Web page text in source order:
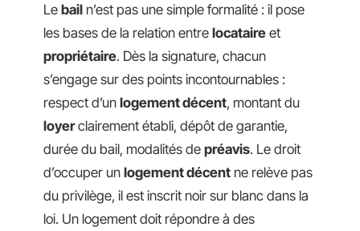
Le bail n’est pas une simple formalité : il pose
les bases de la relation entre locataire et
propriétaire. Dès la signature, chacun
s’engage sur des points incontournables :
respect d’un logement décent, montant du
loyerclairement établi, dépôt de garantie,
durée du bail, modalités de préavis. Le droit
d’occuper un logement décent ne relève pas
du privilège, il est inscrit noir sur blanc dans la
loi. Un logement doit répondre à des